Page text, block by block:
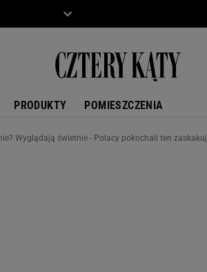
PRODUKTY POMIESZCZENIA
Wyglądają świetnie - Polacy pokochali ten